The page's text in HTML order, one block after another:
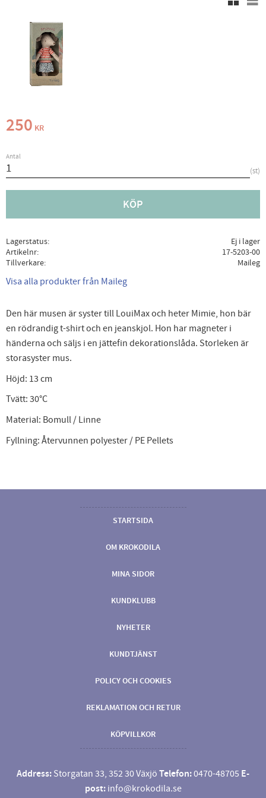
250 KR
Antal
st
KÖP
Lagerstatus
Ej i lager
Artikelnr
17-5203-00
Tillverkare
Maileg
Visa alla produkter från Maileg
Den här musen är syster till LouiMax och heter Mimie, hon bär
en rödrandig t-shirt och en jeanskjol. Hon har magneter i
händerna och säljs i en jättefin dekorationslåda. Storleken är
storasyster mus.
Höjd: 13 cm
Tvätt: 30°C
Material: Bomull / Linne
Fyllning: Återvunnen polyester / PE Pellets
STARTSIDA
OM KROKODILA
MINA SIDOR
KUNDKLUBB
NYHETER
KUNDTJÄNST
POLICY OCH COOKIES
REKLAMATION OCH RETUR
KÖPVILLKOR
Address: Storgatan 33, 352 30 Växjö Telefon:0470-48705 E-
post: info@krokodila.se